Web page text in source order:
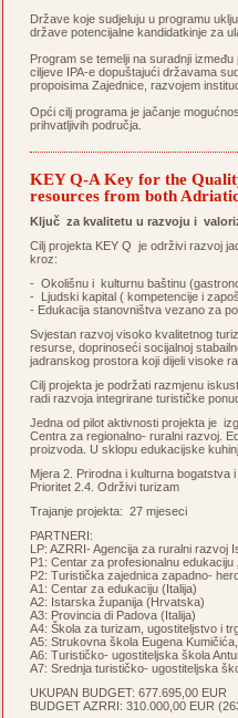
Države koje sudjeluju u programu
države potencijalne kandidatkinje za
Program se temelji na suradnji
ciljeve IPA-e dopuštajući državama
propoisima Zajednice, razvojem
Opći cilj programa je jačanje
prihvatljivih područja.
KEY Q-A Key for the
resources from both
Ključ za kvalitetu u razvoju i
Cilj projekta KEY Q je održivi razvoj
kroz:
- Okolišnu i kulturnu baštinu
- Ljudski kapital ( kompetencije i
- Edukacija stanovništva vezano za
Svjestan razvoj visoko kvalitetnog
resurse, doprinoseći socijalnoj
jadranskog prostora koji dijeli visoke
Cilj projekta je podržati razmjenu
radi razvoja integrirane turističke
Jedna od pilot aktivnosti projekta je
Centra za regionalno- ruralni razvoj.
proizvoda. U sklopu edukacijske
Mjera 2. Prirodna i kulturna bogatstva
Prioritet 2.4. Održivi turizam
Trajanje projekta: 27 mjeseci
PARTNERI:
LP: AZRRI- Agencija za ruralni razvoj
P1: Centar za profesionalnu edukaciju
P2: Turistička zajednica zapadno-
A1: Centar za edukaciju (Italija)
A2: Istarska županija (Hrvatska)
A3: Provincia di Padova (Italija)
A4: Škola za turizam, ugostiteljstvo i
A5: Strukovna škola Eugena
A6: Turističko- ugostiteljska škola
A7: Srednja turističko- ugostiteljska
UKUPAN BUDGET: 677.695,00 EUR
BUDGET AZRRI: 310.000,00 EUR